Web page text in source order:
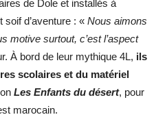
de Dole et installés à
d’aventure : « Nous aimons
motive surtout, c’est l’aspect
À bord de leur mythique 4L, ils
scolaires et du matériel
Les Enfants du désert, pour
marocain.